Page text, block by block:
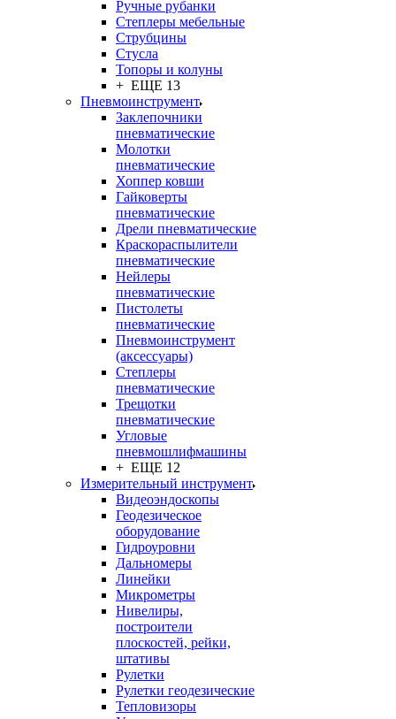
Ручные рубанки
Степлеры мебельные
Струбцины
Стусла
Топоры и колуны
+ ЕЩЕ 13
Пневмоинструмент
Заклепочники
пневматические
Молотки
пневматические
Хоппер ковши
Гайковерты
пневматические
Дрели пневматические
Краскораспылители
пневматические
Нейлеры
пневматические
Пистолеты
пневматические
Пневмоинструмент
(аксессуары)
Степлеры
пневматические
Трещотки
пневматические
Угловые
пневмошлифмашины
+ ЕЩЕ 12
Измерительный инструмент
Видеоэндоскопы
Геодезическое
оборудование
Гидроуровни
Дальномеры
Линейки
Микрометры
Нивелиры,
построители
плоскостей, рейки,
штативы
Рулетки
Рулетки геодезические
Тепловизоры